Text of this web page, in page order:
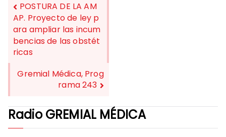
NAVEGACIÓN
DE
ENTRADAS
POSTURA DE LA AM
AP. Proyecto de ley p
ara ampliar las incum
bencias de las obstét
ricas
Gremial Médica, Prog
rama 243
Radio GREMIAL MÉDICA